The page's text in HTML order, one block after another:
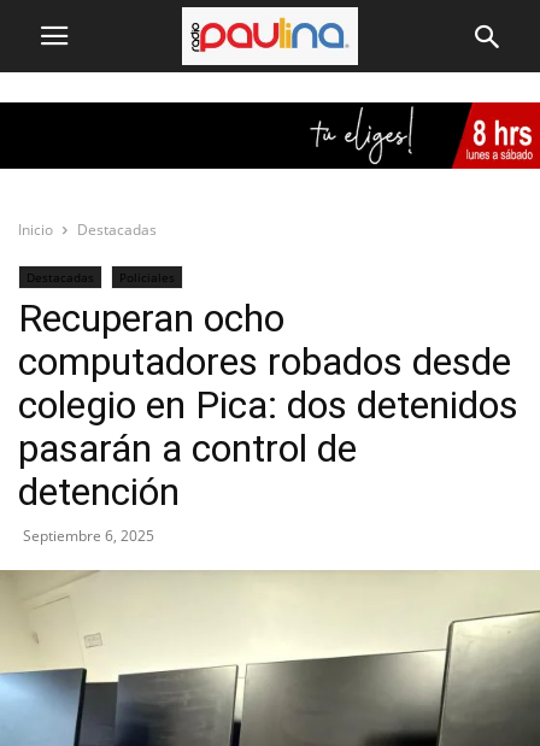
Inicio Destacadas
Destacadas Policiales
Recuperan ocho
computadores robados desde
colegio en Pica: dos detenidos
pasarán a control de
detención
Septiembre 6, 2025